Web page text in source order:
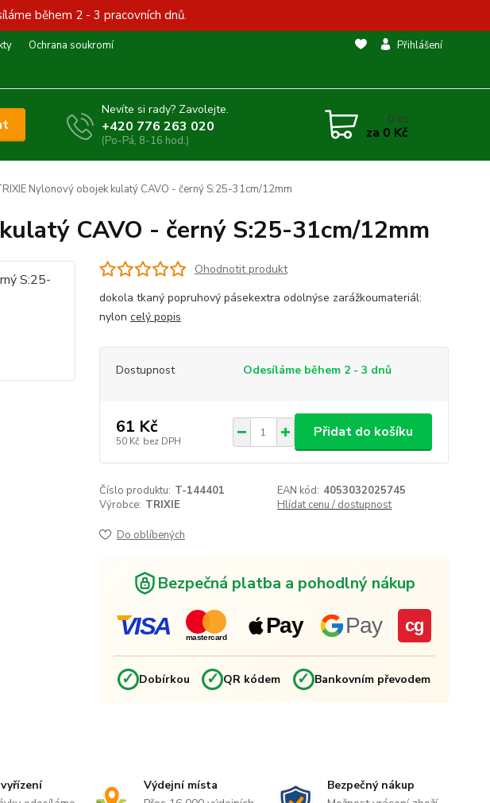
během 2 - 3 pracovních dnů.
Ochrana soukromí
Přihlášení
Nevíte si rady? Zavolejte.
+420 776 263 020
(Po-Pá, 8-16 hod.)
0 ks
za 0 Kč
Nylonový obojek kulatý CAVO - černý S:25-31cm/12mm
CAVO - černý S:25-31cm/12mm
Ohodnotit produkt
dokola tkaný popruhový pásekextra odolnýse zarážkoumateriál:
nylon celý popis
Dostupnost Odesíláme během 2 - 3 dnů
61 Kč
50 Kč bez DPH
Přidat do košíku
Číslo produktu: T-144401 EAN kód: 4053032025745
Výrobce: TRIXIE Hlídat cenu / dostupnost
Do oblíbených
Bezpečná platba a pohodlný nákup
VISA mastercard Pay Pay cg
✓ Dobírkou ✓ QR kódem ✓ Bankovním převodem
Výdejní místa
Bezpečný nákup